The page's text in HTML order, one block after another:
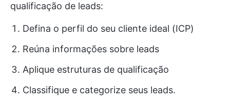
qualificação de leads:
Defina o perfil do seu cliente ideal (ICP)
Reúna informações sobre leads
Aplique estruturas de qualificação
Classifique e categorize seus leads.